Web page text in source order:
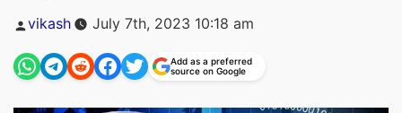
Posted
vikash July 7th, 2023 10:18 am
Add as a preferred
source on Google